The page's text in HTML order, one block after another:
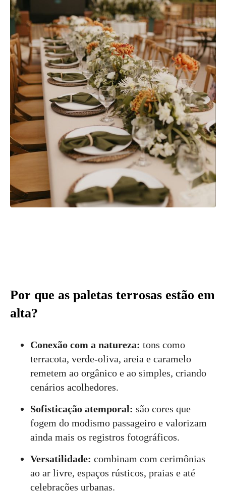
Por que as paletas terrosas estão em
alta?
Conexão com a natureza: tons como
terracota, verde-oliva, areia e caramelo
remetem ao orgânico e ao simples, criando
cenários acolhedores.
Sofisticação atemporal: são cores que
fogem do modismo passageiro e valorizam
ainda mais os registros fotográficos.
Versatilidade: combinam com cerimônias
ao ar livre, espaços rústicos, praias e até
celebrações urbanas.